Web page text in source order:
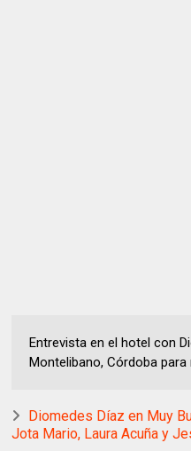
Entrevista en el hotel con
Montelibano, Córdoba
Diomedes Díaz en Muy
Jota Mario, Laura Acuña y